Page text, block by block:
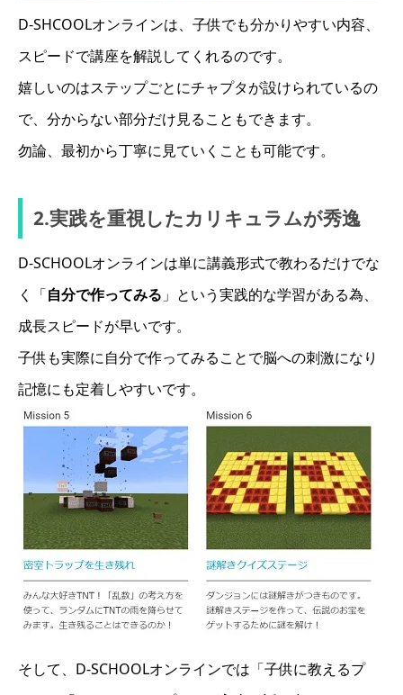
D-SHCOOLオンラインは、子供でも分かりやすい内容、
スピードで講座を解説してくれるのです。
嬉しいのはステップごとにチャプタが設けられているの
で、分からない部分だけ見ることもできます。
勿論、最初から丁寧に見ていくことも可能です。
2.実践を重視したカリキュラムが秀逸
D-SCHOOLオンラインは単に講義形式で教わるだけでな
く「自分で作ってみる 」という実践的な学習がある為、
成長スピードが早いです。
子供も実際に自分で作ってみることで脳への刺激になり
記憶にも定着しやすいです。
そして、D-SCHOOLオンラインでは「子供に教えるプ